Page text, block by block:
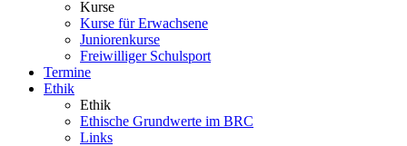
Kurse
Kurse für Erwachsene
Juniorenkurse
Freiwilliger Schulsport
Termine
Ethik
Ethik
Ethische Grundwerte im BRC
Links